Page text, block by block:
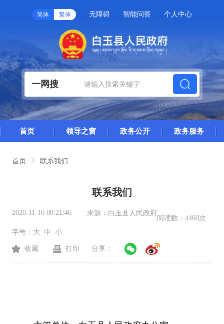
简体 繁体 无障碍 智能问答 个人中心
一网搜
首页 领导之窗 政务公开 政务服务
首页 联系我们
联系我们
2020-11-16 08:21:46 来源： 白玉县人民政府
阅读数： 4460次
字号： 大 中 小
收藏 打印 分享：